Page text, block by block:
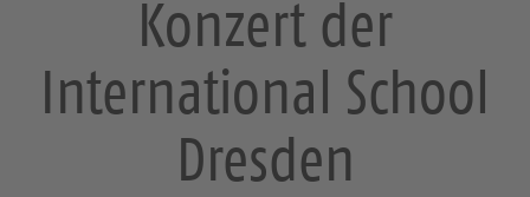
i
Konzert der
International School
Dresden